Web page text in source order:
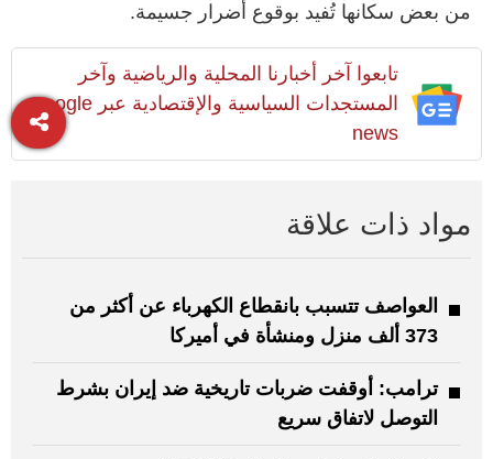
من بعض سكانها تُفيد بوقوع أضرار جسيمة.
تابعوا آخر أخبارنا المحلية والرياضية وآخر
المستجدات السياسية والإقتصادية عبر Google
news
مواد ذات علاقة
العواصف تتسبب بانقطاع الكهرباء عن أكثر من
373 ألف منزل ومنشأة في أميركا
ترامب: أوقفت ضربات تاريخية ضد إيران بشرط
التوصل لاتفاق سريع